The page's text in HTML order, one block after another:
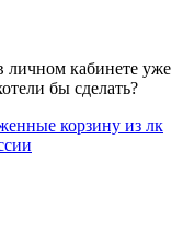
кабинете уже
бы сделать?
корзину из лк